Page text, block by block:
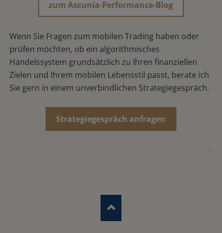
zum Ascunia-Performance-Blog
Wenn Sie Fragen zum mobilen Trading haben oder
prüfen möchten, ob ein algorithmisches
Handelssystem grundsätzlich zu Ihren finanziellen
Zielen und Ihrem mobilen Lebensstil passt, berate ich
Sie gern in einem unverbindlichen Strategiegespräch.
Strategiegespräch anfragen